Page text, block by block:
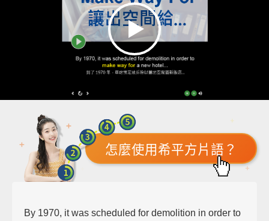
怎麼使用希平方片語？
By 1970, it was scheduled for demolition in order to